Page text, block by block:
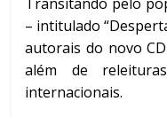
– intitulado
autorais do novo
além de
internacionais.